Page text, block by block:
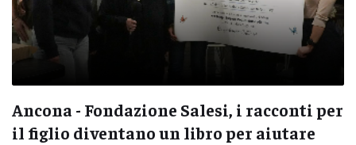
Ancona - Fondazione Salesi, i racconti per
il figlio diventano un libro per aiutare